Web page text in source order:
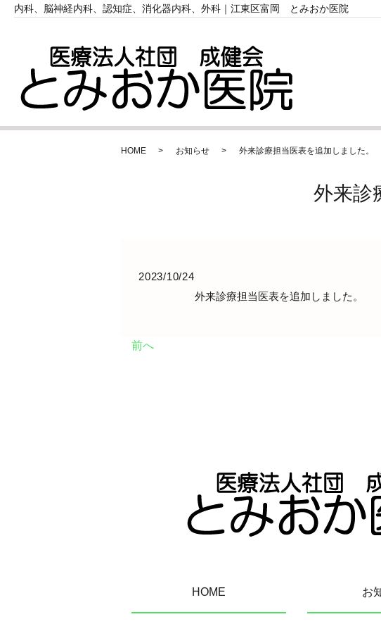
内科、脳神経内科、認知症、消化器内科、外科｜江東区富岡 とみおか医院
HOME お知らせ 外来診療担当医表を追加しました。
外来診
2023/10/24
外来診療担当医表を追加しました。
前へ
HOME お